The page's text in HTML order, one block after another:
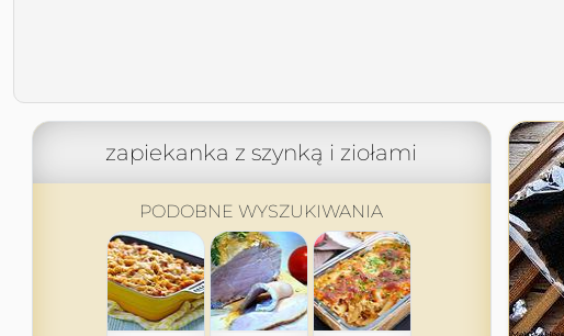
zapiekanka z szynką i ziołami
PODOBNE WYSZUKIWANIA